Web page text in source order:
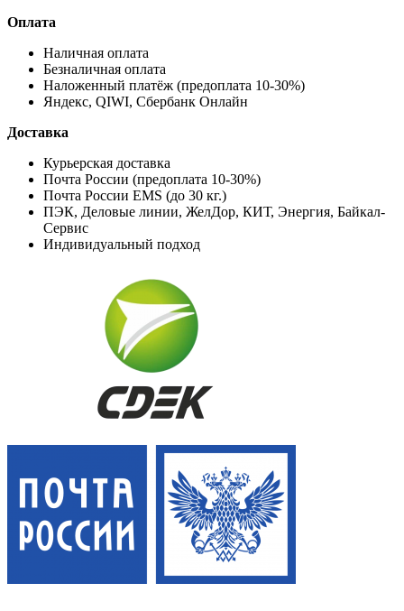
Оплата
Наличная оплата
Безналичная оплата
Наложенный платёж (предоплата 10-30%)
Яндекс, QIWI, Сбербанк Онлайн
Доставка
Курьерская доставка
Почта России (предоплата 10-30%)
Почта России EMS (до 30 кг.)
ПЭК, Деловые линии, ЖелДор, КИТ, Энергия, Байкал-
Сервис
Индивидуальный подход